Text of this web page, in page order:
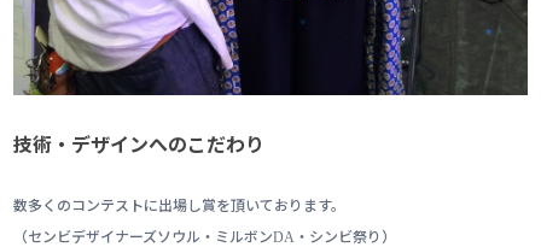
技術・デザインへのこだわり
数多くのコンテストに出場し賞を頂いております。
（センビデザイナーズソウル・ミルボンDA ・シンビ祭り）